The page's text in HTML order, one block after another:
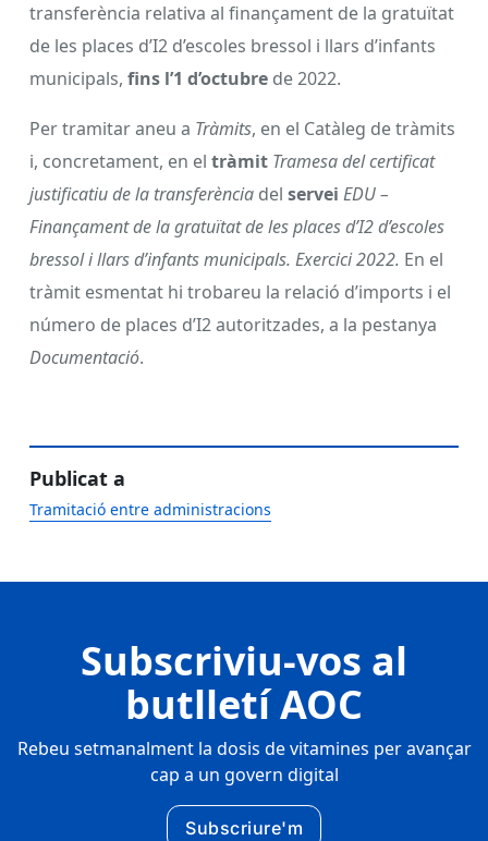
transferència relativa al finançament de la gratuïtat
de les places d’I2 d’escoles bressol i llars d’infants
municipals, fins l’1 d’octubre de 2022.
Per tramitar aneu a Tràmits, en el Catàleg de tràmits
i, concretament, en el tràmit Tramesa del certificat
justificatiu de la transferència del servei EDU –
Finançament de la gratuïtat de les places d’I2 d’escoles
bressol i llars d’infants municipals. Exercici 2022. En el
tràmit esmentat hi trobareu la relació d’imports i el
número de places d’I2 autoritzades, a la pestanya
Documentació.
Publicat a
Tramitació entre administracions
Subscriviu-vos al
butlletí AOC
Rebeu setmanalment la dosis de vitamines per avançar
cap a un govern digital
Subscriure'm